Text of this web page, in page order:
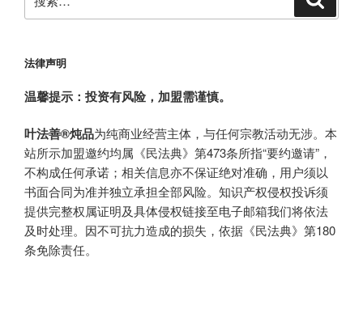
索：
法律声明
温馨提示：投资有风险，加盟需谨慎。
叶法善®炖品为纯商业经营主体，与任何宗教活动无涉。本
站所示加盟邀约均属《民法典》第473条所指“要约邀请”，
不构成任何承诺；相关信息亦不保证绝对准确，用户须以
书面合同为准并独立承担全部风险。知识产权侵权投诉须
提供完整权属证明及具体侵权链接至电子邮箱我们将依法
及时处理。因不可抗力造成的损失，依据《民法典》第180
条免除责任。